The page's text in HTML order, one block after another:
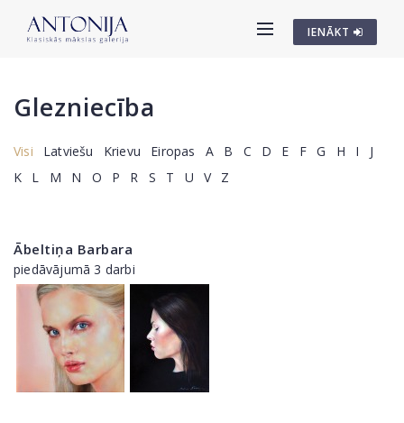
IENĀKT
Glezniecība
Visi Latviešu Krievu Eiropas A B C D E F G H I
J
K
L M N O P R S T U V Z
Ābeltiņa Barbara
piedāvājumā 3 darbi